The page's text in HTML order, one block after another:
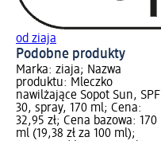
od ziaja
Podobne produkty
Marka: ziaja; Nazwa
produktu: Mleczko
nawilżające Sopot Sun, SPF
30, spray, 170 ml; Cena:
32,95 zł; Cena bazowa: 170
ml (19,38 zł za 100 ml);